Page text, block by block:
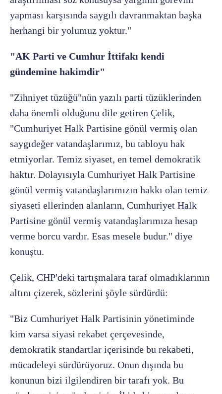
yapması karşısında saygılı davranmaktan başka
herhangi bir yolumuz yoktur."
"AK Parti ve Cumhur İttifakı kendi
gündemine hakimdir"
"Zihniyet tüzüğü"nün yazılı parti tüzüklerinden
daha önemli olduğunu dile getiren Çelik,
"Cumhuriyet Halk Partisine gönül vermiş olan
saygıdeğer vatandaşlarımız, bu tabloyu hak
etmiyorlar. Temiz siyaset, en temel demokratik
haktır. Dolayısıyla Cumhuriyet Halk Partisine
gönül vermiş vatandaşlarımızın hakkı olan temiz
siyaseti ellerinden alanların, Cumhuriyet Halk
Partisine gönül vermiş vatandaşlarımıza hesap
verme borcu vardır. Esas mesele budur." diye
konuştu.
Çelik, CHP'deki tartışmalara taraf olmadıklarının
altını çizerek, sözlerini şöyle sürdürdü:
"Biz Cumhuriyet Halk Partisinin yönetiminde
kim varsa siyasi rekabet çerçevesinde,
demokratik standartlar içerisinde bu rekabeti,
mücadeleyi sürdürüyoruz. Onun dışında bu
konunun bizi ilgilendiren bir tarafı yok. Bu